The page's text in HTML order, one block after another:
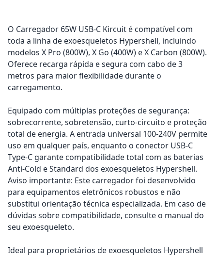
O Carregador 65W USB-C Kircuit é compatível com
toda a linha de exoesqueletos Hypershell, incluindo
modelos X Pro (800W), X Go (400W) e X Carbon (800W).
Oferece recarga rápida e segura com cabo de 3
metros para maior flexibilidade durante o
carregamento.
Equipado com múltiplas proteções de segurança:
sobrecorrente, sobretensão, curto-circuito e proteção
total de energia. A entrada universal 100-240V permite
uso em qualquer país, enquanto o conector USB-C
Type-C garante compatibilidade total com as baterias
Anti-Cold e Standard dos exoesqueletos Hypershell.
Aviso importante: Este carregador foi desenvolvido
para equipamentos eletrônicos robustos e não
substitui orientação técnica especializada. Em caso de
dúvidas sobre compatibilidade, consulte o manual do
seu exoesqueleto.
Ideal para proprietários de exoesqueletos Hypershell